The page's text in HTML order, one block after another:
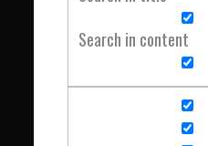
Search in content